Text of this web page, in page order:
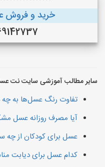
خرید و
09169142737
سایر مطالب آموزشی سایت نت
تفاوت رنگ عسل‌ها به
آیا مصرف روزانه عسل
عسل برای کودکان از چه
کدام عسل برای دیابت